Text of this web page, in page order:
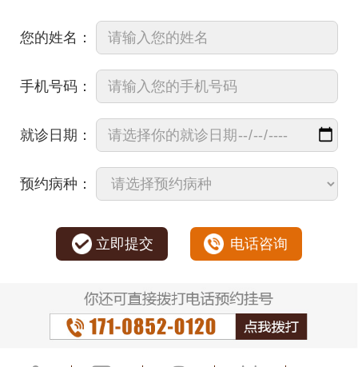
您的姓名：
手机号码：
就诊日期：
预约病种：
立即提交 电话咨询